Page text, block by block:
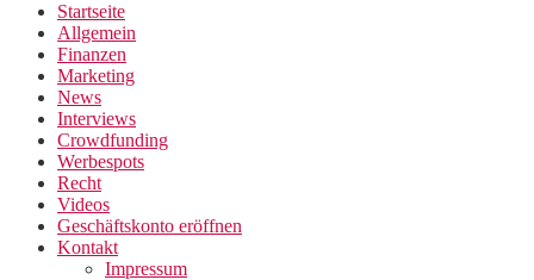
Startseite
Allgemein
Finanzen
Marketing
News
Interviews
Crowdfunding
Werbespots
Recht
Videos
Geschäftskonto eröffnen
Kontakt
Impressum